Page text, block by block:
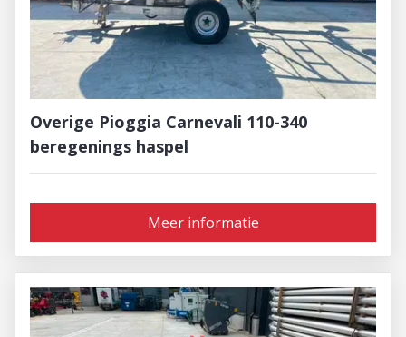
Overige Pioggia Carnevali 110-340
beregenings haspel
Meer informatie